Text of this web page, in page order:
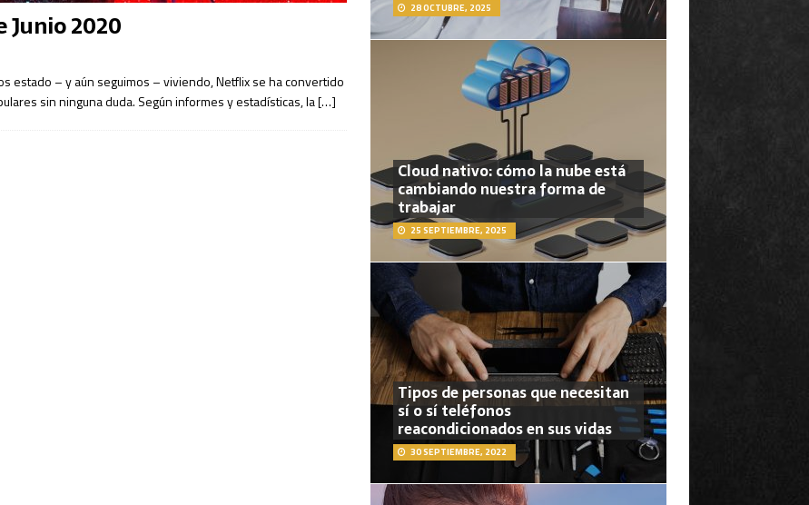
Junio 2020
estado – y aún seguimos – viviendo, Netflix se ha convertido
sin ninguna duda. Según informes y estadísticas, la[…]
28 OCTUBRE, 2025
Cloud nativo: cómo la nube está
cambiando nuestra forma de
trabajar
25 SEPTIEMBRE, 2025
Tipos de personas que necesitan
sí o sí teléfonos
reacondicionados en sus vidas
30 SEPTIEMBRE, 2022